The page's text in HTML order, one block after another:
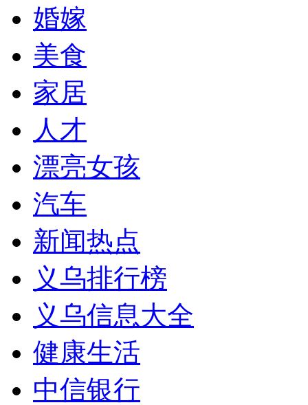
婚嫁
美食
家居
人才
漂亮女孩
汽车
新闻热点
义乌排行榜
义乌信息大全
健康生活
中信银行